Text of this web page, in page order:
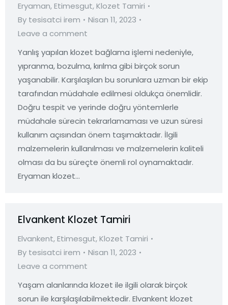
Eryaman,Etimesgut,Klozet Tamiri
By tesisatci irem
Nisan 11, 2023
Leave a comment
Yanlış yapılan klozet bağlama işlemi nedeniyle,
yıpranma, bozulma, kırılma gibi birçok sorun
yaşanabilir. Karşılaşılan bu sorunlara uzman bir ekip
tarafından müdahale edilmesi oldukça önemlidir.
Doğru tespit ve yerinde doğru yöntemlerle
müdahale sürecin tekrarlamaması ve uzun süresi
kullanım açısından önem taşımaktadır. İlgili
malzemelerin kullanılması ve malzemelerin kaliteli
olması da bu süreçte önemli rol oynamaktadır.
Eryaman klozet…
Elvankent Klozet Tamiri
Elvankent,Etimesgut,Klozet Tamiri
By tesisatci irem
Nisan 11, 2023
Leave a comment
Yaşam alanlarında klozet ile ilgili olarak birçok
sorun ile karşılaşılabilmektedir. Elvankent klozet